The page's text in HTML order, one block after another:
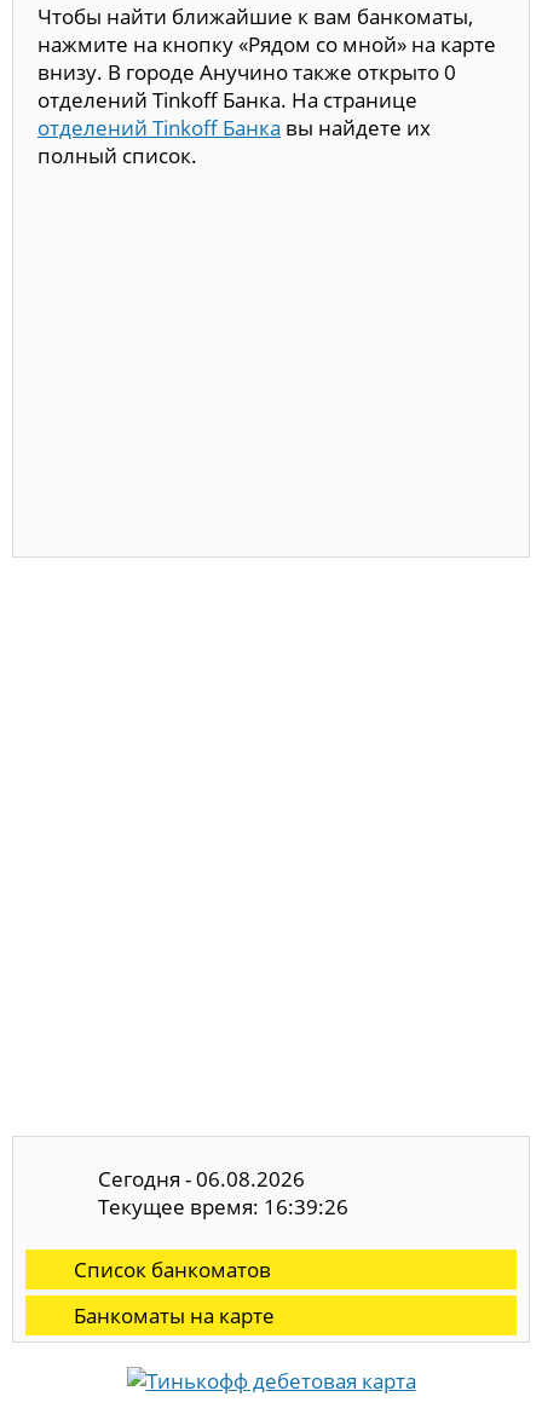
Чтобы найти ближайшие к вам банкоматы,
нажмите на кнопку «Рядом со мной» на карте
внизу. В городе Анучино также открыто 0
отделений Tinkoff Банка. На странице
отделений Tinkoff Банка вы найдете их
полный список.
Сегодня - 06.08.2026
Текущее время: 16:39:26
Список банкоматов
Банкоматы на карте